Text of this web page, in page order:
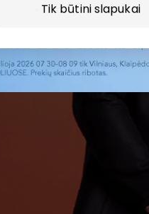
Tik būtini slapukai